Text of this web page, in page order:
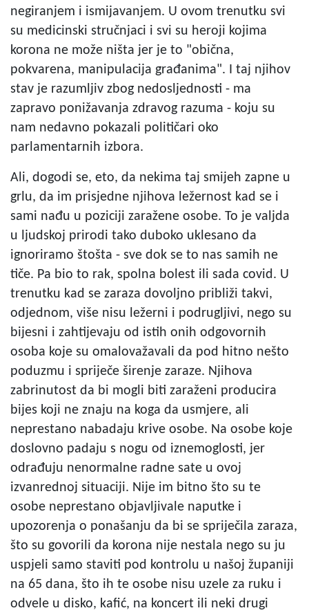
negiranjem i ismijavanjem. U ovom trenutku svi
su medicinski stručnjaci i svi su heroji kojima
korona ne može ništa jer je to "obična,
pokvarena, manipulacija građanima". I taj njihov
stav je razumljiv zbog nedosljednosti - ma
zapravo ponižavanja zdravog razuma - koju su
nam nedavno pokazali političari oko
parlamentarnih izbora.
Ali, dogodi se, eto, da nekima taj smijeh zapne u
grlu, da im prisjedne njihova ležernost kad se i
sami nađu u poziciji zaražene osobe. To je valjda
u ljudskoj prirodi tako duboko uklesano da
ignoriramo štošta - sve dok se to nas samih ne
tiče. Pa bio to rak, spolna bolest ili sada covid. U
trenutku kad se zaraza dovoljno približi takvi,
odjednom, više nisu ležerni i podrugljivi, nego su
bijesni i zahtijevaju od istih onih odgovornih
osoba koje su omalovažavali da pod hitno nešto
poduzmu i spriječe širenje zaraze. Njihova
zabrinutost da bi mogli biti zaraženi producira
bijes koji ne znaju na koga da usmjere, ali
neprestano nabadaju krive osobe. Na osobe koje
doslovno padaju s nogu od iznemoglosti, jer
odrađuju nenormalne radne sate u ovoj
izvanrednoj situaciji. Nije im bitno što su te
osobe neprestano objavljivale naputke i
upozorenja o ponašanju da bi se spriječila zaraza,
što su govorili da korona nije nestala nego su ju
uspjeli samo staviti pod kontrolu u našoj županiji
na 65 dana, što ih te osobe nisu uzele za ruku i
odvele u disko, kafić, na koncert ili neki drugi